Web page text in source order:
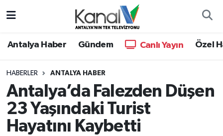
Antalya Haber Gündem Canlı Yayın Özel
HABERLER ANTALYA HABER
Antalya’da Falezden Düşen
23 Yaşındaki Turist
Hayatını Kaybetti
Antalya Haber
Dünya
Eğitim
Hava Durumu
Trafik Durumu
Süper Lig Puan Durumu ve Fikstür